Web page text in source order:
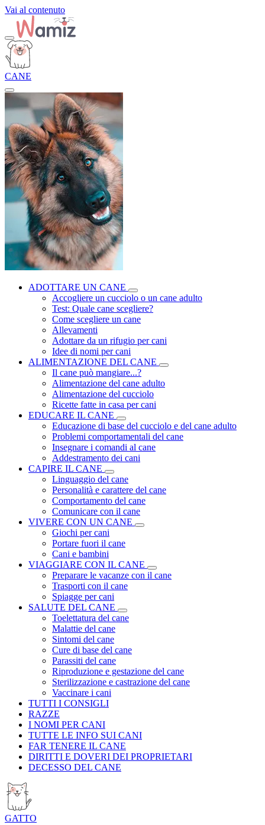
Vai al contenuto
CANE
ADOTTARE UN CANE
Accogliere un cucciolo o un cane adulto
Test: Quale cane scegliere?
Come scegliere un cane
Allevamenti
Adottare da un rifugio per cani
Idee di nomi per cani
ALIMENTAZIONE DEL CANE
Il cane può mangiare...?
Alimentazione del cane adulto
Alimentazione del cucciolo
Ricette fatte in casa per cani
EDUCARE IL CANE
Educazione di base del cucciolo e del cane adulto
Problemi comportamentali del cane
Insegnare i comandi al cane
Addestramento dei cani
CAPIRE IL CANE
Linguaggio del cane
Personalità e carattere del cane
Comportamento del cane
Comunicare con il cane
VIVERE CON UN CANE
Giochi per cani
Portare fuori il cane
Cani e bambini
VIAGGIARE CON IL CANE
Preparare le vacanze con il cane
Trasporti con il cane
Spiagge per cani
SALUTE DEL CANE
Toelettatura del cane
Malattie del cane
Sintomi del cane
Cure di base del cane
Parassiti del cane
Riproduzione e gestazione del cane
Sterilizzazione e castrazione del cane
Vaccinare i cani
TUTTI I CONSIGLI
RAZZE
I NOMI PER CANI
TUTTE LE INFO SUI CANI
FAR TENERE IL CANE
DIRITTI E DOVERI DEI PROPRIETARI
DECESSO DEL CANE
GATTO